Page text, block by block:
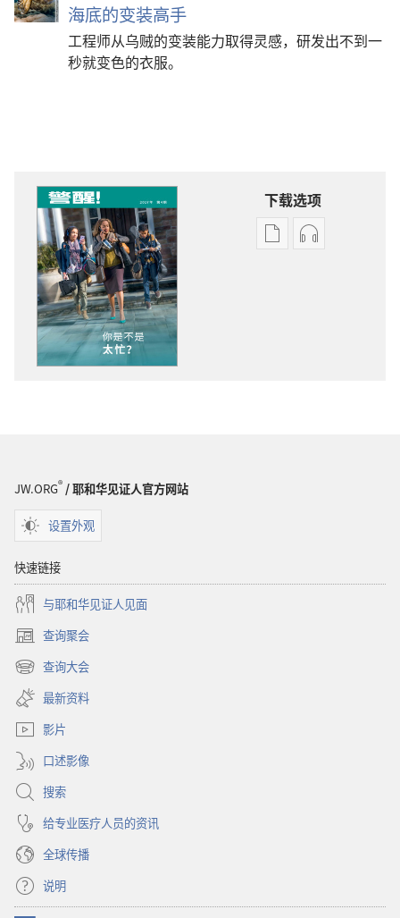
海底的变装高手
工程师从乌贼的变装能力取得灵感，研发出不到一
秒就变色的衣服。
下载选项
出
音
JW.ORG®/ 耶和华见证人官方网站
设置外观
快速链接
与耶和华见证人见面
查询聚会
（打
开
新
窗
口）
查询大会
（打
开
新
窗
最新资料
影片
口述影像
搜索
给专业医疗人员的资讯
全球传播
说明